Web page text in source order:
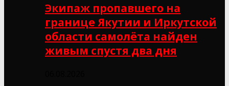
Экипаж пропавшего на
границе Якутии и Иркутской
области самолёта найден
живым спустя два дня